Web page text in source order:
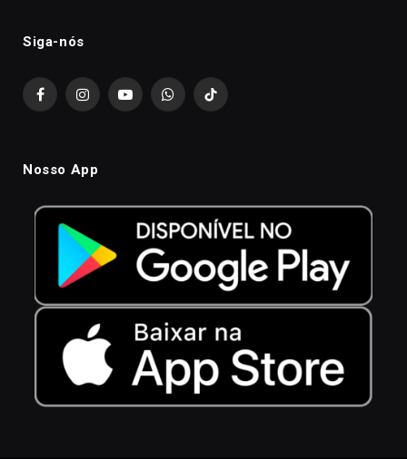
Siga-nós
FacebookInstagramYouTubeWhatsAppTikTok
Nosso App